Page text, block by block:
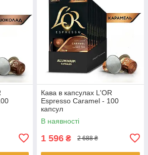
Кава в капсулах L'OR
Espresso Caramel - 100
капсул
В наявності
1 596 ₴ 2 688 ₴